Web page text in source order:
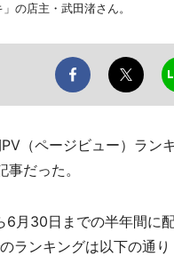
の店主・武田渚さん。
（ページビュー）ラン
だった。
月30日までの半年間に
ランキングは以下の通り